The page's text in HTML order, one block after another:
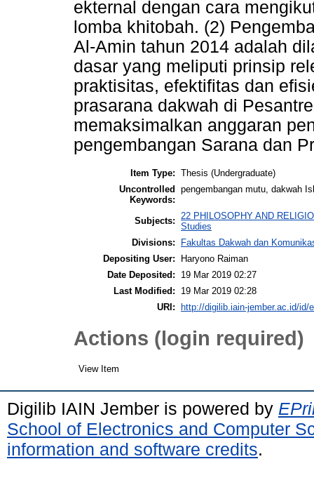
ekternal dengan cara
lomba khitobah. (2)
Al-Amin tahun 2014 adalah
dasar yang meliputi prinsip
praktisitas, efektifitas dan
prasarana dakwah di
memaksimalkan anggaran
pengembangan Sarana dan
Item Type: Thesis (Undergraduate)
Uncontrolled
Keywords:
pengembangan mutu, dakwah
Subjects:
22 PHILOSOPHY AND
Studies
Divisions:
Fakultas Dakwah dan
Depositing User:
Haryono Raiman
Date Deposited:
19 Mar 2019 02:27
Last Modified:
19 Mar 2019 02:28
URI:
http://digilib.iain-jember.ac.id/id/
Actions (login required)
View Item
Digilib IAIN Jember is powered by
School of Electronics and Computer
information and software credits.